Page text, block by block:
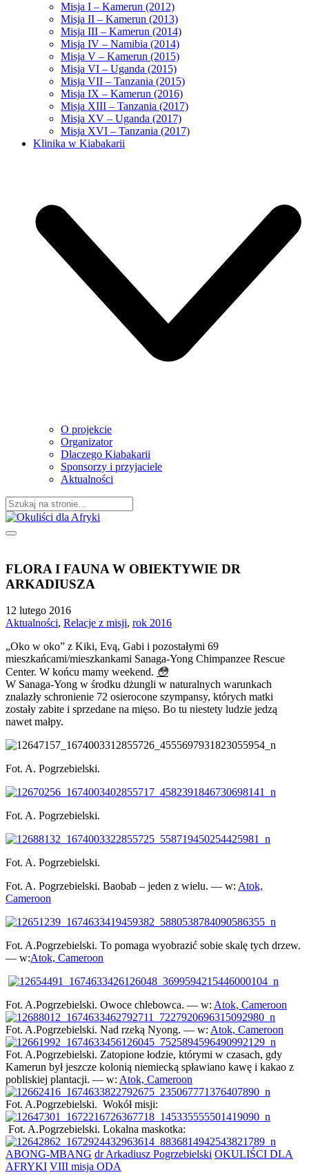
Misja I – Kamerun (2012)
Misja II – Kamerun (2013)
Misja III – Kamerun (2014)
Misja IV – Namibia (2014)
Misja V – Kamerun (2015)
Misja VI – Uganda (2015)
Misja VII – Tanzania (2015)
Misja IX – Kamerun (2016)
Misja XIII – Tanzania (2017)
Misja XV – Uganda (2017)
Misja XVI – Tanzania (2017)
Klinika w Kiabakarii
O projekcie
Organizator
Dlaczego Kiabakarii
Sponsorzy i przyjaciele
Aktualności
FLORA I FAUNA W OBIEKTYWIE DR
ARKADIUSZA
12 lutego 2016
Aktualności, Relacje z misji, rok 2016
„Oko w oko” z Kiki, Evą, Gabi i pozostałymi 69
mieszkańcami/mieszkankami Sanaga-Yong Chimpanzee Rescue
Center. W końcu mamy weekend. 😳
W Sanaga-Yong w środku dżungli w naturalnych warunkach
znalazły schronienie 72 osierocone szympansy, których matki
zostały zabite i sprzedane na mięso. Bo tu niestety ludzie jedzą
nawet małpy.
Fot. A. Pogrzebielski.
Fot. A. Pogrzebielski.
Fot. A. Pogrzebielski.
Fot. A. Pogrzebielski. Baobab – jeden z wielu. — w: Atok,
Cameroon
Fot. A.Pogrzebielski. To pomaga wyobrazić sobie skalę tych drzew.
— w:Atok, Cameroon
Fot. A.Pogrzebielski. Owoce chlebowca. — w: Atok, Cameroon
Fot. A.Pogrzebielski. Nad rzeką Nyong. — w: Atok, Cameroon
Fot. A.Pogrzebielski. Zatopione łodzie, którymi w czasach, gdy
Kamerun był jeszcze kolonią niemiecką spławiano kawę i kakao z
pobliskiej plantacji. — w: Atok, Cameroon
Fot. A.Pogrzebielski. Wokół misji:
Fot. A.Pogrzebielski. Lokalna maskotka:
ABONG-MBANG dr Arkadiusz Pogrzebielski OKULIŚCI DLA
AFRYKI VIII misja ODA